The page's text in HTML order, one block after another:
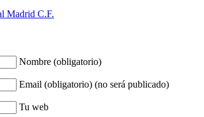
Madrid C.F.
Nombre (obligatorio)
Email (obligatorio) (no será publicado)
Tu web